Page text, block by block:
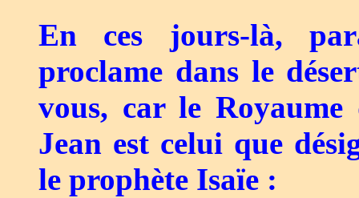
En ces jours-là,
proclame dans le
vous, car le
Jean est celui que
le prophète Isaïe :